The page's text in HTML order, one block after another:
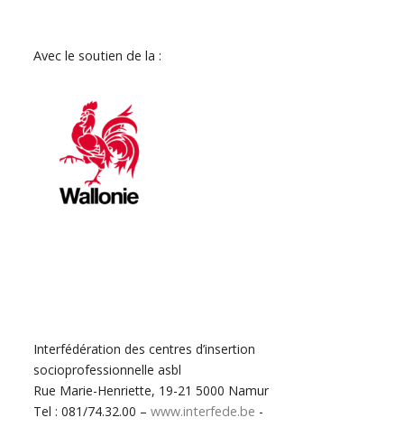
Avec le soutien de la :
Interfédération des centres d’insertion
socioprofessionnelle asbl
Rue Marie-Henriette, 19-21 5000 Namur
Tel : 081/74.32.00 –www.interfede.be -